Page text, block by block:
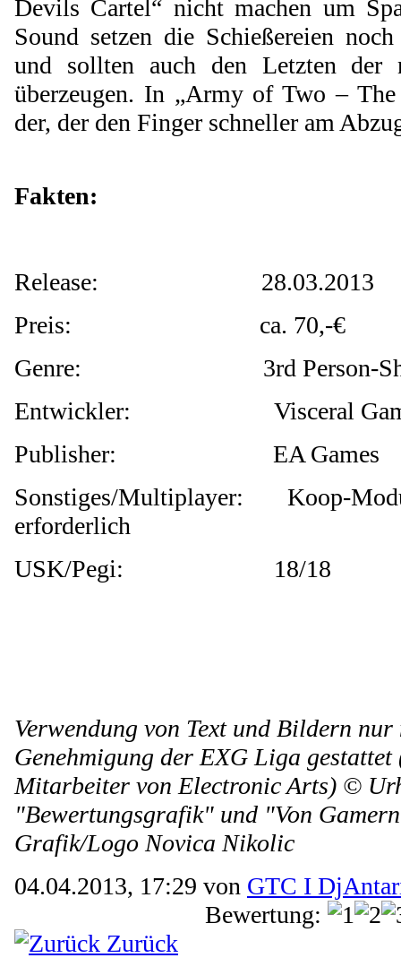
Devils Cartel“ nicht machen um
Sound setzen die Schießereien
und sollten auch den Letzten der
überzeugen. In „Army of Two –
der, der den Finger schneller am
Fakten:
Release: 28.03.2013
Preis: ca. 70,-€
Genre: 3rd Person-
Entwickler: Visceral
Publisher: EA Games
Sonstiges/Multiplayer: Koop-
erforderlich
USK/Pegi: 18/18
Verwendung von Text und Bildern
Genehmigung der EXG Liga gestattet
Mitarbeiter von Electronic Arts) ©
"Bewertungsgrafik" und "Von
Grafik/Logo Novica Nikolic
04.04.2013, 17:29 von GTC I
Bewertung:
Zurück